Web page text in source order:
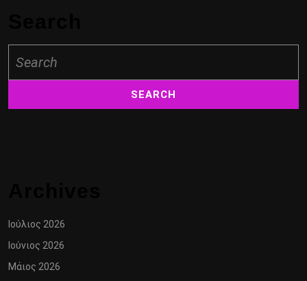
for:
Ιούλιος 2026
Ιούνιος 2026
Μάιος 2026